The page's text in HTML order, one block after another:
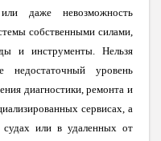
даже невозможность
собственными силами,
и инструменты. Нельзя
уровень
диагностики, ремонта и
сервисах, а
или в удаленных от